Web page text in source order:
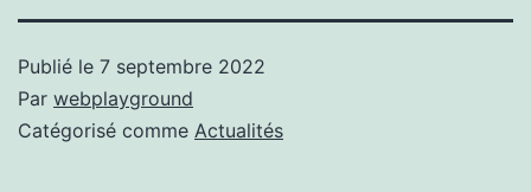
Publié le 7 septembre 2022
Par webplayground
Catégorisé comme Actualités